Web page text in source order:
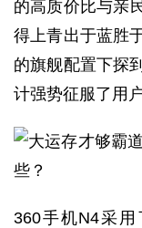
的高质价比与亲
得上青出于蓝胜
的旗舰配置下探
计强势征服了用户
360手机N4采